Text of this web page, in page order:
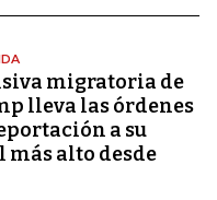
migratoria de
lleva las órdenes
a su
más alto desde